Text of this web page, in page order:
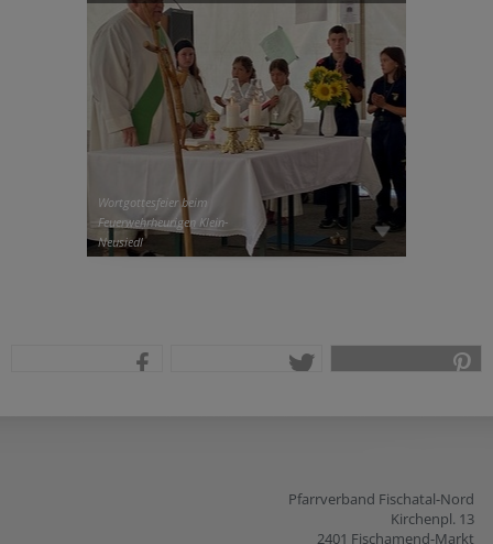
Wortgottesfeier beim
Feuerwehrheurigen Klein-
Neusiedl
Pfarrverband Fischatal-Nord
Kirchenpl. 13
2401 Fischamend-Markt